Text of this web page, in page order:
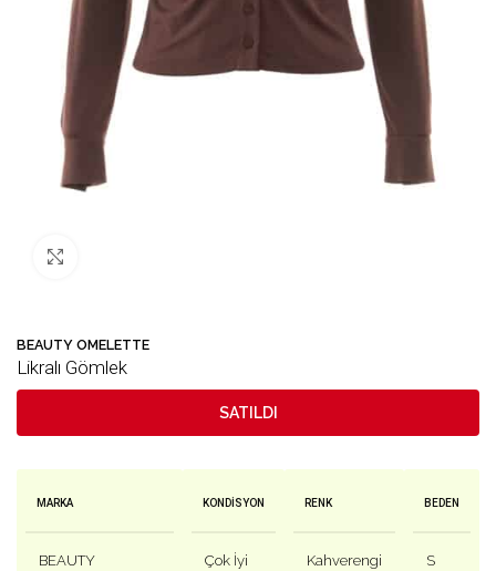
BEAUTY OMELETTE
Likralı Gömlek
SATILDI
MARKA
BEAUTY
KONDISYON
Çok İyi
RENK
Kahverengi
BEDEN
S